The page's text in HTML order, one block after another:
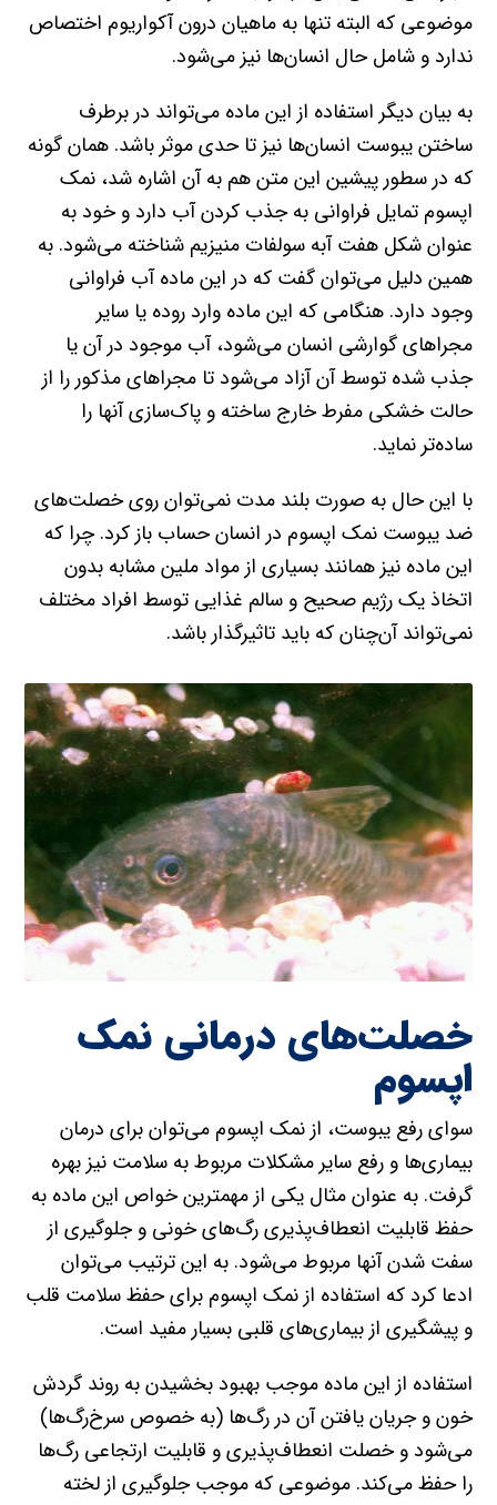
موضوعی که البته تنها به ماهیان درون آکواریوم اختصاص
ندارد و شامل حال انسان‌ها نیز می‌شود.
به بیان دیگر استفاده از این ماده می‌تواند در برطرف
ساختن یبوست انسان‌ها نیز تا حدی موثر باشد. همان گونه
که در سطور پیشین این متن هم به آن اشاره شد، نمک
اپسوم تمایل فراوانی به جذب کردن آب دارد و خود به
عنوان شکل هفت آبه سولفات منیزیم شناخته می‌شود. به
همین دلیل می‌توان گفت که در این ماده آب فراوانی
وجود دارد. هنگامی که این ماده وارد روده یا سایر
مجراهای گوارشی انسان می‌شود، آب موجود در آن یا
جذب شده توسط آن آزاد می‌شود تا مجراهای مذکور را از
حالت خشکی مفرط خارج ساخته و پاک‌سازی آنها را
ساده‌تر ‌نماید.
با این حال به صورت بلند مدت نمی‌توان روی خصلت‌های
ضد یبوست نمک اپسوم در انسان حساب باز کرد. چرا که
این ماده نیز همانند بسیاری از مواد ملین مشابه بدون
اتخاذ یک رژیم صحیح و سالم غذایی توسط افراد مختلف
نمی‌تواند آن‌چنان که باید تاثیرگذار باشد.
خصلت‌های درمانی نمک
اپسوم
سوای رفع یبوست، از نمک اپسوم می‌توان برای درمان
بیماری‌ها و رفع سایر مشکلات مربوط به سلامت نیز بهره
گرفت. به عنوان مثال یکی از مهمترین خواص این ماده به
حفظ قابلیت انعطاف‌پذیری رگ‌های خونی و جلوگیری از
سفت شدن آنها مربوط می‌شود. به این ترتیب می‌توان
ادعا کرد که استفاده از نمک اپسوم برای حفظ سلامت قلب
و پیشگیری از بیماری‌‌های قلبی بسیار مفید است.
استفاده از این ماده موجب بهبود بخشیدن به روند گردش
خون و جریان یافتن آن در رگ‌ها (به خصوص سرخ‌رگ‌ها)
می‌شود و خصلت انعطاف‌پذیری و قابلیت ارتجاعی رگ‌ها
را حفظ می‌کند. موضوعی که موجب جلوگیری از لخته